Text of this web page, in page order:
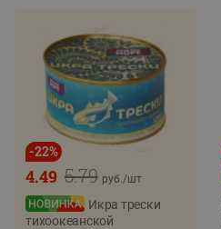
-22%
5.79
4.49 руб./шт
Икра трески
тихоокеанской